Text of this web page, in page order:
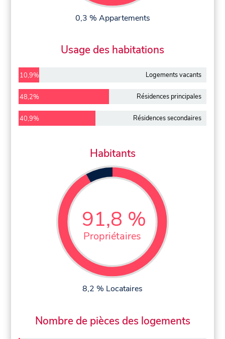
0,3 % Appartements
Usage des habitations
10,9% Logements vacants
48,2% Résidences principales
40,9% Résidences secondaires
Habitants
91,8 %
Propriétaires
8,2 % Locataires
Nombre de pièces des logements